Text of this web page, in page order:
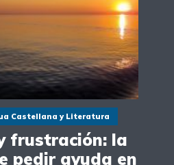
Castellana y Literatura
frustración: la
pedir ayuda en